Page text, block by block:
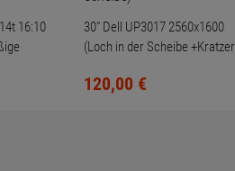
16:10
30" Dell UP3017 2560x1600
(Loch in der Scheibe +Kratzer
120,00 €